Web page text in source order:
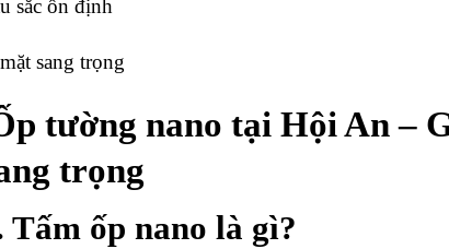
sắc ổn định
sang trọng
tường nano tại Hội An –
trọng
Tấm ốp nano là gì?